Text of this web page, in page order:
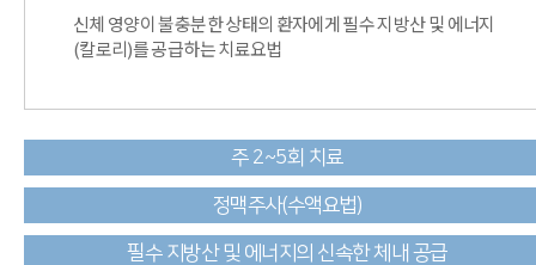
신체 영양이 불충분한 상태의 환자에게 필수 지방산 및 에너지
(칼로리)를 공급하는 치료요법
주 2~5회 치료
정맥주사(수액요법)
필수 지방산 및 에너지의 신속한 체내 공급